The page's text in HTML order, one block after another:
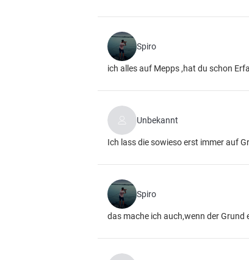
Spiro
ich alles auf Mepps ,hat du schon
Unbekannt
Ich lass die sowieso erst immer auf
Spiro
das mache ich auch,wenn der Grund